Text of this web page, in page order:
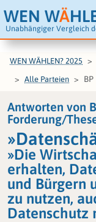
WEN WÄ
Unabhängiger Vergleich
WEN WÄHLEN? 2025
Alle Parteien BP
Antworten von
Forderung/
»Die
erhalten,
und Bürgern
zu nutzen,
Datenschutz